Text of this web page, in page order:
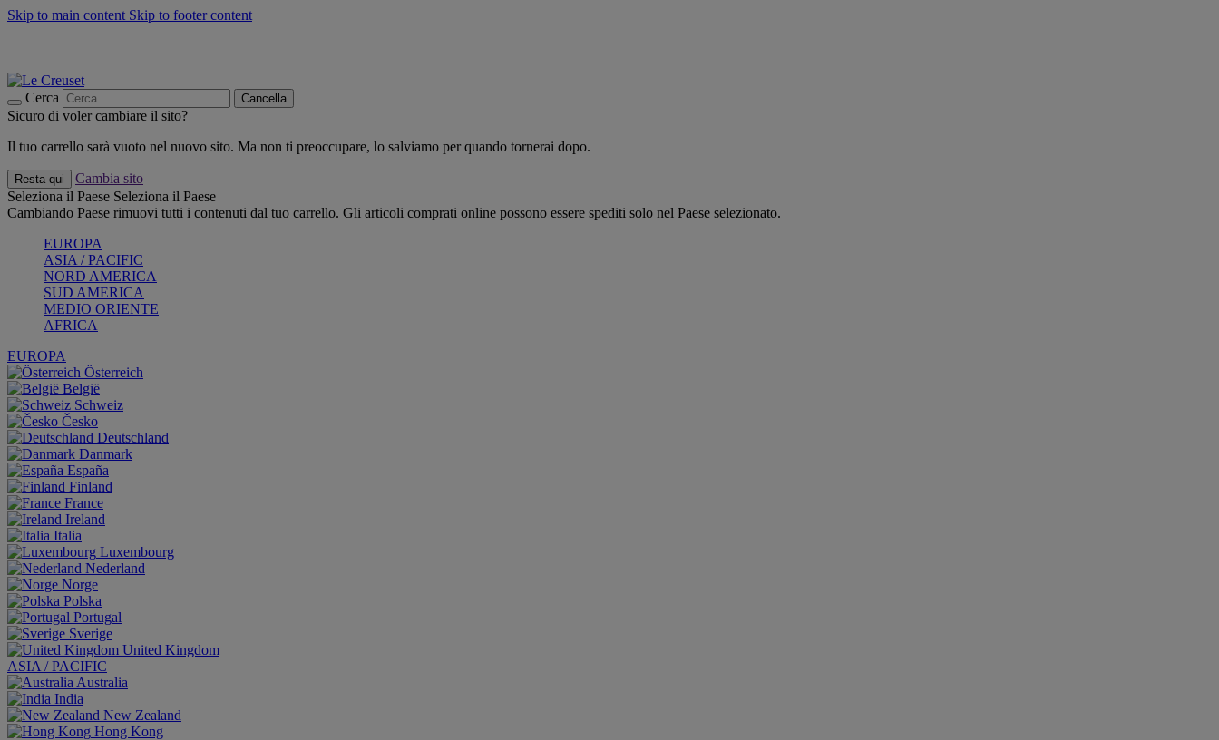
Skip to main content Skip to footer content
Cerca Cancella
Sicuro di voler cambiare il sito?
Il tuo carrello sarà vuoto nel nuovo sito. Ma non ti preoccupare, lo salviamo per quando tornerai dopo.
Resta qui
Cambia sito
Seleziona il Paese Seleziona il Paese
Cambiando Paese rimuovi tutti i contenuti dal tuo carrello. Gli articoli comprati online possono essere spediti solo nel Paese selezionato.
EUROPA
ASIA / PACIFIC
NORD AMERICA
SUD AMERICA
MEDIO ORIENTE
AFRICA
EUROPA
Österreich
België
Schweiz
Česko
Deutschland
Danmark
España
Finland
France
Ireland
Italia
Luxembourg
Nederland
Norge
Polska
Portugal
Sverige
United Kingdom
ASIA / PACIFIC
Australia
India
New Zealand
Hong Kong